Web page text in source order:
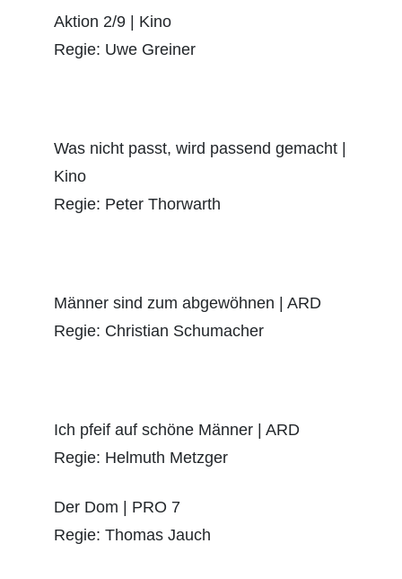
Aktion 2/9 | Kino
Regie: Uwe Greiner
Was nicht passt, wird passend gemacht |
Kino
Regie: Peter Thorwarth
Männer sind zum abgewöhnen | ARD
Regie: Christian Schumacher
Ich pfeif auf schöne Männer | ARD
Regie: Helmuth Metzger
Der Dom | PRO 7
Regie: Thomas Jauch